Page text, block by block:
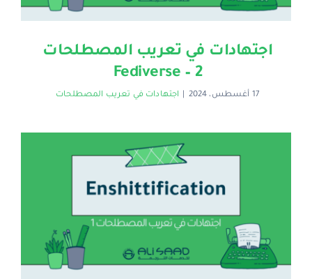
اجتهادات في تعريب المصطلحات
2 – Fediverse
17 أغسطس، 2024 اجتهادات في تعريب المصطلحات